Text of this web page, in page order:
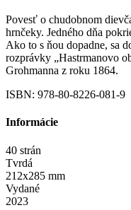
Povesť o chudobnom
hrnčeky. Jedného dňa
Ako to s ňou dopadne, sa
rozprávky „Hastrmanovo
Grohmanna z roku 1864.
ISBN: 978-80-8226-081-9
Informácie
40 strán
Tvrdá
212x285 mm
Vydané
2023